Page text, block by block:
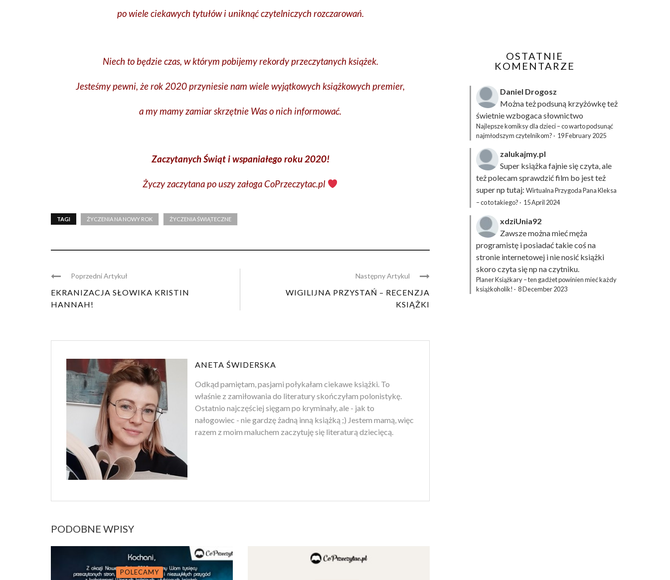
po wiele ciekawych tytułów i uniknąć czytelniczych rozczarowań.
Niech to będzie czas, w którym pobijemy rekordy przeczytanych książek.
Jesteśmy pewni, że rok 2020 przyniesie nam wiele wyjątkowych książkowych premier,
a my mamy zamiar skrzętnie Was o nich informować.
Zaczytanych Świąt i wspaniałego roku 2020!
Życzy zaczytana po uszy załoga CoPrzeczytac.pl
TAGI ŻYCZENIA NA NOWY ROK ŻYCZENIA ŚWIĄTECZNE
Poprzedni Artykuł
EKRANIZACJA SŁOWIKA KRISTIN
HANNAH!
Następny Artykul
WIGILIJNA PRZYSTAŃ – RECENZJA
KSIĄŻKI
ANETA ŚWIDERSKA
Odkąd pamiętam, pasjami połykałam ciekawe książki. To
właśnie z zamiłowania do literatury skończyłam polonistykę.
Ostatnio najczęściej sięgam po kryminały, ale - jak to
nałogowiec - nie gardzę żadną inną książką ;) Jestem mamą, więc
razem z moim maluchem zaczytuję się literaturą dziecięcą.
PODOBNE WPISY
POLECAMY
OSTATNIE
KOMENTARZE
Daniel Drogosz
Można też podsuną krzyżówkęteż
świetnie wzbogaca słownictwo
Najlepsze komiksy dla dzieci – co warto podsunąć
najmłodszym czytelnikom? · 19 February 2025
zalukajmy.pl
Super książka fajnie się czyta, ale
też polecam sprawdzić film bo jest też
super np tutaj: Wirtualna Przygoda Pana Kleksa
– co to takiego? · 15 April 2024
xdziUnia92
Zawsze można mieć męża
programistę i posiadać takie coś na
stronie internetowej i nie nosić książki
skoro czyta się np na czytniku.
Planer Książkary – ten gadżet powinien mieć każdy
książkoholik! · 8 December 2023